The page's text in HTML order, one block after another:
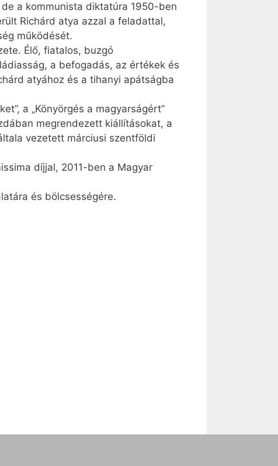
a kommunista diktatúra 1950-ben
Richárd atya azzal a feladattal,
működését.
Élő, fiatalos, buzgó
a befogadás, az értékek és
atyához és a tihanyi apátságba
a „Könyörgés a magyarságért”
megrendezett kiállításokat, a
vezetett márciusi szentföldi
díjjal, 2011-ben a Magyar
és bölcsességére.